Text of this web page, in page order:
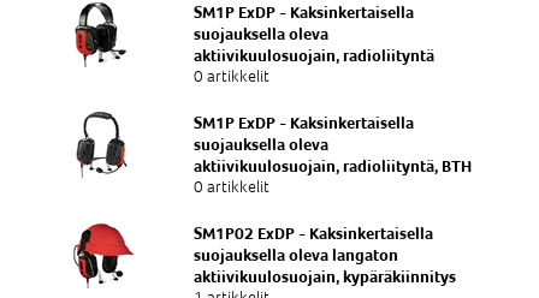
SM1P ExDP - Kaksinkertaisella
suojauksella oleva
aktiivikuulosuojain, radioliityntä
0 artikkelit
SM1P ExDP - Kaksinkertaisella
suojauksella oleva
aktiivikuulosuojain, radioliityntä, BTH
0 artikkelit
SM1P02 ExDP - Kaksinkertaisella
suojauksella oleva langaton
aktiivikuulosuojain, kypäräkiinnitys